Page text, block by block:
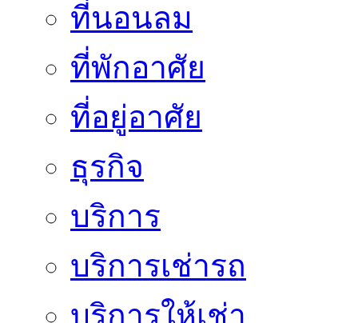
ที่นอนลม
ที่พักอาศัย
ที่อยู่อาศัย
ธุรกิจ
บริการ
บริการเช่ารถ
บริการให้เช่า